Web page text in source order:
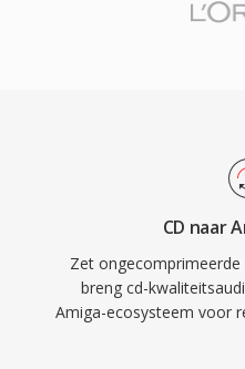
CD naar
Zet
breng cd-
Amiga-ecosysteem voor